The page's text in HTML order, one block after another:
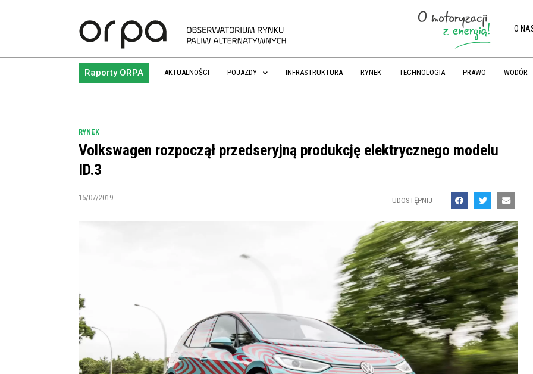
O
Raporty ORPA AKTUALNOŚCI POJAZDY INFRASTRUKTURA RYNEK TECHNOLOGIA PRAWO WODÓR
RYNEK
Volkswagen rozpoczął przedseryjną produkcję elektrycznego modelu
ID.3
15/07/2019 UDOSTĘPNIJ